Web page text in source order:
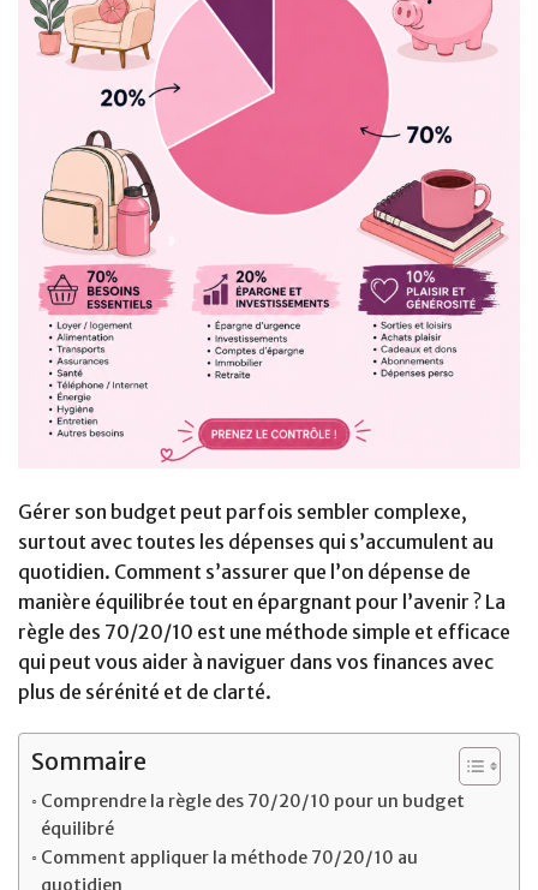
Gérer son budget peut parfois sembler complexe,
surtout avec toutes les dépenses qui s’accumulent au
quotidien. Comment s’assurer que l’on dépense de
manière équilibrée tout en épargnant pour l’avenir ? La
règle des 70/20/10 est une méthode simple et efficace
qui peut vous aider à naviguer dans vos finances avec
plus de sérénité et de clarté.
Sommaire
Comprendre la règle des 70/20/10 pour un budget
équilibré
Comment appliquer la méthode 70/20/10 au
quotidien